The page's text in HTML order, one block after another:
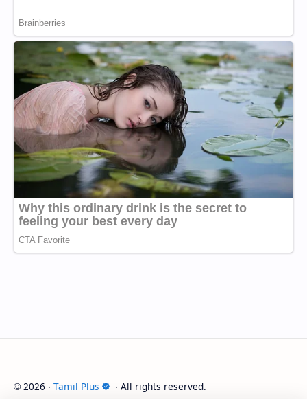
© 2026 ‧ Tamil Plus ‧ All rights reserved.